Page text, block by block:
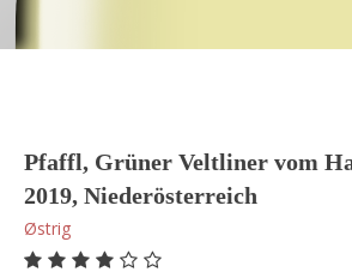
Pfaffl, Grüner Veltliner vom
2019, Niederösterreich
Østrig